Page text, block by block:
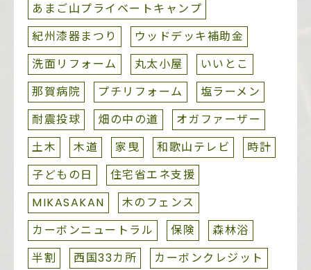
あまご山プライベートキャンプ
紀州漆器まつり
ウッドデッキ補助金
洗面リフォーム
丸太小屋
いいとこ
那賀病院
プチリフォーム
塩ラーメン
耐震投球
畑の中の道
オガファーザー
土木
木道 家曳 和歌山テレビ
時計
子どもの日
住宅省エネ支援
MIKASAKAN
木のフェンス
カーボンニュートラル
保険
森林浴
半割
西国33カ所
カーボンクレジット